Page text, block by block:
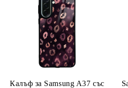
Калъф за Samsung A37 със